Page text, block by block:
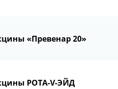
«Превенар 20»
РОТА-V-ЭЙД